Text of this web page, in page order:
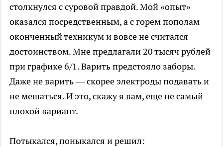
столкнулся с суровой правдой. Мой «опыт»
оказался посредственным, а с горем пополам
оконченный техникум и вовсе не считался
достоинством. Мне предлагали 20 тысяч рублей
при графике 6/1. Варить предстояло заборы.
Даже не варить — скорее электроды подавать и
не мешаться. И это, скажу я вам, еще не самый
плохой вариант.
Потыкался, поныкался и решил: